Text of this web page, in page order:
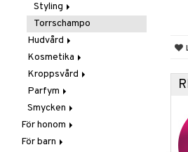
Styling
Glans & Antifrizz
Hårspray
Lockar
Värmeskydd
Vax & Gelé
Volymprodukter
Torrschampo
Hudvård
Ansiktscremer
Fet hy
Känslig hy
Normal hy
Torr hy
Ansiktsvård
Ansiktsvatten
Ögon makeup remover
Rengöring
Brun utan sol
Giftset
Hårborttagning
Masker
Kosmetika
Gift Set
Hud
Bronzer & Highlighter
Concealer
Färgad Dagcreme
Läppar
Balm
Läppenna
Naglar
Lösnaglar
Ögon
Kroppsvård
Badprodukter
Bodylotion
Brun utan sol
Deodorant
Parfym
Body spray
Doftljus & Rumsdoft
Eau de cologne
Smycken
Armband
Halsband
För honom
Hår
För barn